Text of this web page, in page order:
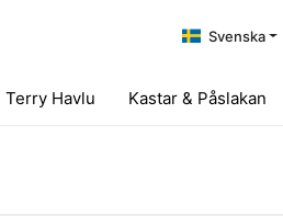
Svenska
Terry Havlu Kastar & Påslakan